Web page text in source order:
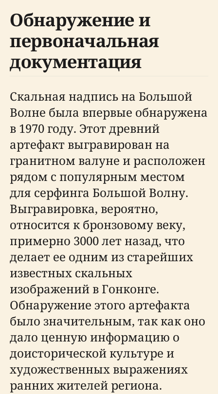
Обнаружение и
первоначальная
документация
Скальная надпись на Большой
Волне была впервые обнаружена
в 1970 году. Этот древний
артефакт выгравирован на
гранитном валуне и расположен
рядом с популярным местом
для серфинга Большой Волну.
Выгравировка, вероятно,
относится к бронзовому веку,
примерно 3000 лет назад, что
делает ее одним из старейших
известных скальных
изображений в Гонконге.
Обнаружение этого артефакта
было значительным, так как оно
дало ценную информацию о
доисторической культуре и
художественных выражениях
ранних жителей региона.